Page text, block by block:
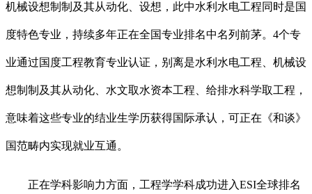
机械设想制制及其从动化、设想，此中水利水电工程同时是国
度特色专业，持续多年正在全国专业排名中名列前茅。4个专
业通过国度工程教育专业认证，别离是水利水电工程、机械设
想制制及其从动化、水文取水资本工程、给排水科学取工程，
意味着这些专业的结业生学历获得国际承认，可正在《和谈》
国范畴内实现就业互通。
正在学科影响力方面，工程学学科成功进入ESI全球排名